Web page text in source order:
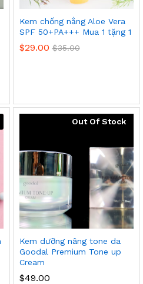
Kem chống nắng Aloe Vera
SPF 50+PA+++ Mua 1 tặng 1
$29.00 $35.00
Out Of Stock
Kem dưỡng nâng tone da
Goodal Premium Tone up
Cream
$49.00